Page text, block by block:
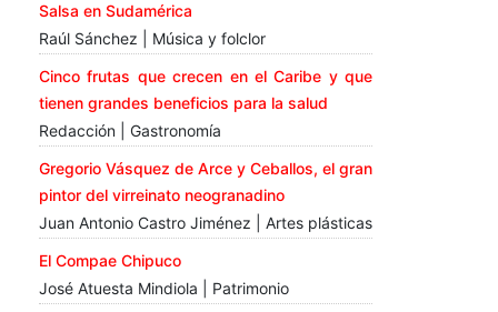
Salsa en Sudamérica
Raúl Sánchez | Música y folclor
Cinco frutas que crecen en el Caribe y que
tienen grandes beneficios para la salud
Redacción | Gastronomía
Gregorio Vásquez de Arce y Ceballos, el gran
pintor del virreinato neogranadino
Juan Antonio Castro Jiménez | Artes plásticas
El Compae Chipuco
José Atuesta Mindiola | Patrimonio